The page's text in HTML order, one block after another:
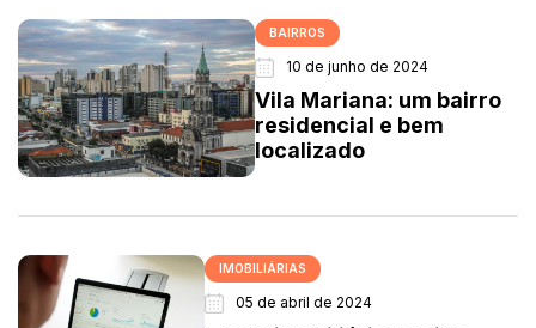
BAIRROS
10 de junho de 2024
Vila Mariana: um bairro
residencial e bem
localizado
IMOBILIÁRIAS
05 de abril de 2024